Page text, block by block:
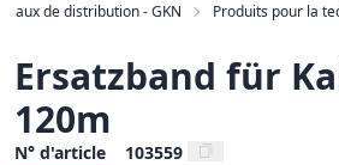
de distribution - GKN Produits pour la
Ersatzband für
120m
N° d'article 103559